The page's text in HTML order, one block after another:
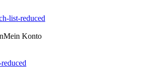
Mein Konto